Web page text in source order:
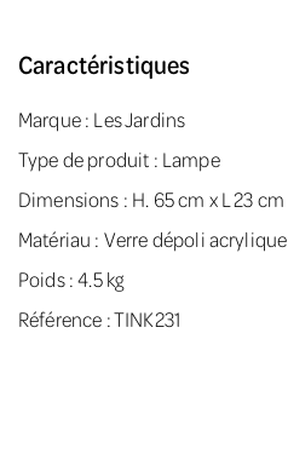
Caractéristiques
Marque : Les Jardins
Type de produit : Lampe
Dimensions : H. 65 cm x L 23 cm
Matériau : Verre dépoli acrylique
Poids : 4.5 kg
Référence : TINK231